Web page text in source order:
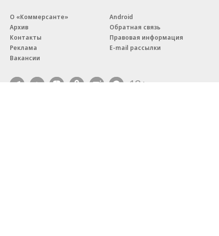
О «Коммерсанте»
Архив
Контакты
Реклама
Вакансии
Android
Обратная связь
Правовая информация
E-mail рассылки
18+